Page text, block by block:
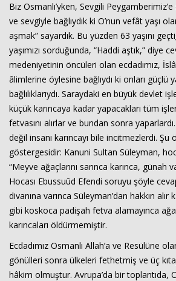
Biz Osmanlı’yken, Sevgili
ve sevgiyle bağlıydık ki O’nun vefât yaşı
aşmak” sayardık. Bu yüzden 63 yaşını
yaşımızı sorduğunda, “Haddi aştık,” diye
medeniyetinin öncüleri olan ecdadımız,
âlimlerine öylesine bağlıydı ki onları güçlü
bağlılıklarıydı. Saraydaki en büyük devlet
küçük karıncaya kadar yapacakları tüm
fetvasını alırlar ve bundan sonra
değil insanı karıncayı bile incitmezlerdi. Şu
göstergesidir: Kanuni Sultan Süleyman,
“Meyve ağaçlarını sarınca karınca, günah
Hocası Ebussuûd Efendi soruyu şöyle
divanına varınca Süleyman’dan hakkın alır
gibi koskoca padişah fetva alamayınca
karıncaları öldürmemiştir.
Ecdadımız Osmanlı Allah’a ve Resülüne
gönülleri sonra ülkeleri fethetmiş ve üç
hâkim olmuştur. Avrupa’da bir toplantıda,